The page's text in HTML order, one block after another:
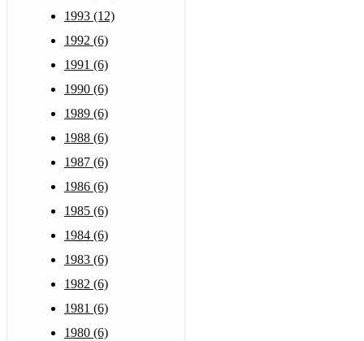
1993 (12)
1992 (6)
1991 (6)
1990 (6)
1989 (6)
1988 (6)
1987 (6)
1986 (6)
1985 (6)
1984 (6)
1983 (6)
1982 (6)
1981 (6)
1980 (6)